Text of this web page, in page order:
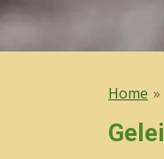
Home »
Gelei